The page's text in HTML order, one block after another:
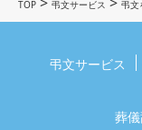
TOP 弔文サービス 弔文
弔文サービス
葬